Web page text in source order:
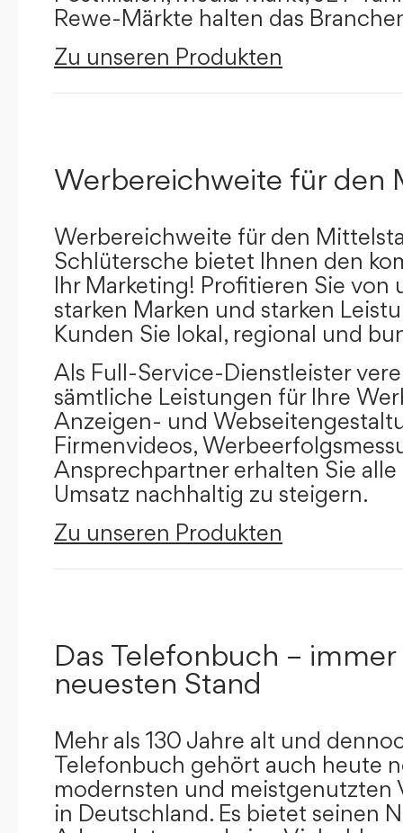
Rewe-Märkte halten das
Zu unseren Produkten
Werbereichweite für den
Werbereichweite für den
Schlütersche bietet Ihnen den
Ihr Marketing! Profitieren Sie von
starken Marken und starken
Kunden Sie lokal, regional und
Als Full-Service-Dienstleister
sämtliche Leistungen für Ihre
Anzeigen- und
Firmenvideos,
Ansprechpartner erhalten Sie
Umsatz nachhaltig zu steigern.
Zu unseren Produkten
Das Telefonbuch –
neuesten Stand
Mehr als 130 Jahre alt und
Telefonbuch gehört auch heute
modernsten und meistgenutzten
in Deutschland. Es bietet seinen